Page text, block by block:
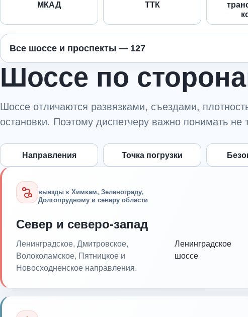
МКАД ТТК
Все шоссе и проспекты — 127
Шоссе по
Шоссе отличаются развязками, съездами,
остановки. Поэтому диспетчеру важно понимать
Направления Точка погрузки
выезды к Химкам, Зеленограду,
Долгопрудному и северу области
Север и северо-запад
Ленинградское, Дмитровское,
Волоколамское, Пятницкое и
Новосходненское направления.
Ленинградское
шоссе